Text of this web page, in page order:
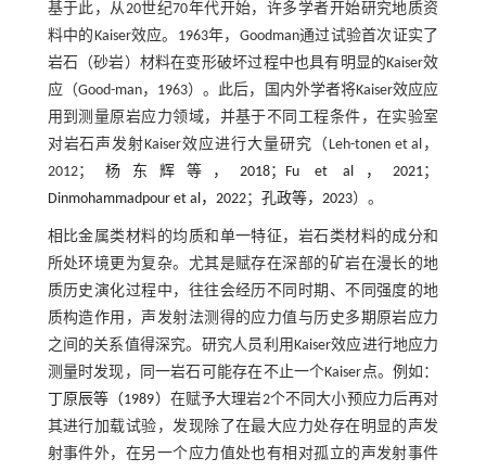
基于此，从20世纪70年代开始，许多学者开始研究地质资
料中的Kaiser效应。1963年，Goodman通过试验首次证实了
岩石（砂岩）材料在变形破坏过程中也具有明显的Kaiser效
应（Good-man，1963）。此后，国内外学者将Kaiser效应应
用到测量原岩应力领域，并基于不同工程条件，在实验室
对岩石声发射Kaiser效应进行大量研究（Leh-tonen et al，
2012；
杨东辉等，2018； Fu et al，2021；
Dinmohammadpour et al，2022； 孔政等，2023）。
相比金属类材料的均质和单一特征，岩石类材料的成分和
所处环境更为复杂。尤其是赋存在深部的矿岩在漫长的地
质历史演化过程中，往往会经历不同时期、不同强度的地
质构造作用，声发射法测得的应力值与历史多期原岩应力
之间的关系值得深究。研究人员利用Kaiser效应进行地应力
测量时发现，同一岩石可能存在不止一个Kaiser点。例如：
丁原辰等（1989） 在赋予大理岩2个不同大小预应力后再对
其进行加载试验，发现除了在最大应力处存在明显的声发
射事件外，在另一个应力值处也有相对孤立的声发射事件